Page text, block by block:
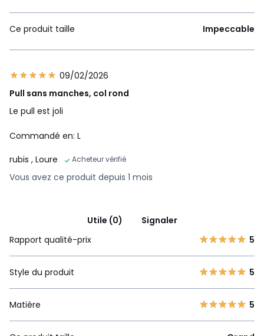
Ce produit taille Impeccable
09/02/2026
Pull sans manches, col rond
Le pull est joli
Commandé en: L
rubis , Loure Acheteur vérifié
Vous avez ce produit depuis 1 mois
Utile (0)
Signaler
Rapport qualité-prix
5
Style du produit 5
Matière 5